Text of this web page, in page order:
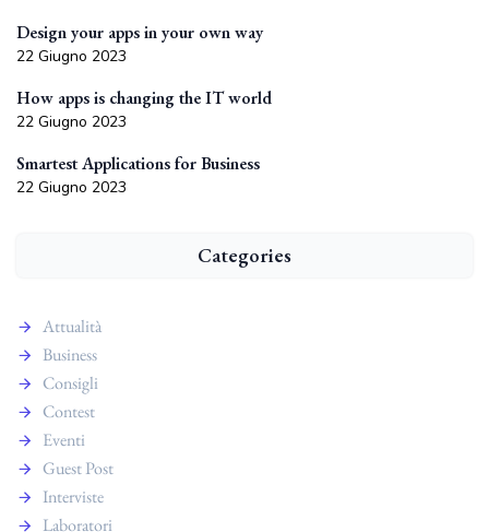
Design your apps in your own way
22 Giugno 2023
How apps is changing the IT world
22 Giugno 2023
Smartest Applications for Business
22 Giugno 2023
Categories
Attualità
Business
Consigli
Contest
Eventi
Guest Post
Interviste
Laboratori